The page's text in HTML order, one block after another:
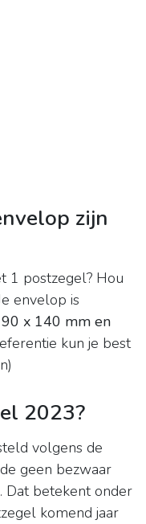
zijn
1 postzegel? Hou
envelop is
x 140 mm en
kun je best
2023?
volgens de
geen bezwaar
Dat betekent onder
komend jaar